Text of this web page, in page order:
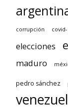
corrupción covid-
elecciones
maduro
pedro sánchez